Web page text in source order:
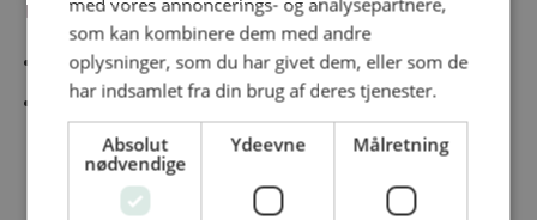
Information
Cookiepolitk
Persondatapolitik
© Dansk Cater A/S - All rights reserved
som kan kombinere dem med andre
oplysninger, som du har givet dem, eller som de
har indsamlet fra din brug af deres tjenester.
Absolut
nødvendige
Ydeevne Målretning